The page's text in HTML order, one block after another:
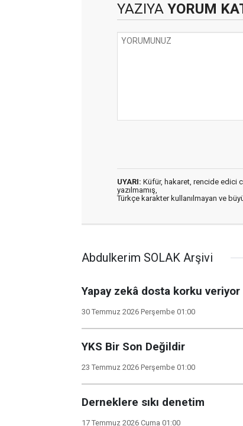
YAZIYA YORUM
UYARI: Küfür, hakaret, rencide edici
yazılmamış,
Türkçe karakter kullanılmayan ve
Abdulkerim SOLAK Arşivi
Yapay zekâ dosta korku veriyor
30 Temmuz 2026 Perşembe 01:00
YKS Bir Son Değildir
23 Temmuz 2026 Perşembe 01:00
Derneklere sıkı denetim
17 Temmuz 2026 Cuma 01:00